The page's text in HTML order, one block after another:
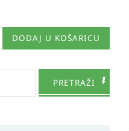
DODAJ U KOŠARICU
PRETRAŽI